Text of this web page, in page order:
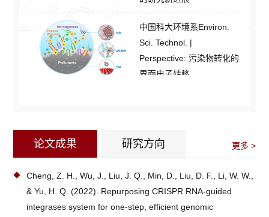
中国科大环境系Environ.
Sci. Technol. |
Perspective: 污染物转化的
界面电子转移
论文成果 研究方向 更多 >
Cheng, Z. H., Wu, J., Liu, J. Q., Min, D., Liu, D. F., Li, W. W.,
& Yu, H. Q. (2022). Repurposing CRISPR RNA-guided
integrases system for one-step, efficient genomic